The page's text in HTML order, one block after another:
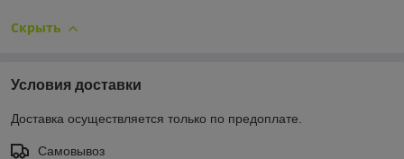
Скрыть
Условия доставки
Доставка осуществляется только по предоплате.
Самовывоз